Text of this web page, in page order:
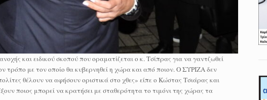
και ειδικού σκοπού που οραματίζεται ο κ. Τσίπρας για να γαντζωθεί
τρόπο με τον οποίο θα κυβερνηθεί η χώρα και από ποιον. Ο ΣΥΡΙΖΑ δεν
θέλουν να αφήσουν οριστικά στο χθες» είπε ο Κώστας Τσιάρας και
ποιος μπορεί να κρατήσει με σταθερότητα το τιμόνι της χώρας τα